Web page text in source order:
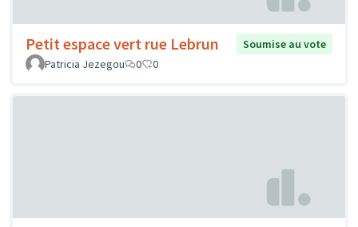
Petit espace vert rue Lebrun
Soumise au vote
Patricia Jezegou
0 0